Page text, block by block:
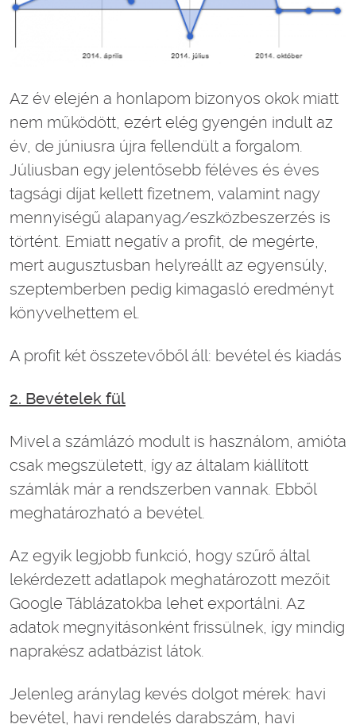
Az év elején a honlapom bizonyos okok miatt
nem működött, ezért elég gyengén indult az
év, de júniusra újra fellendült a forgalom.
Júliusban egy jelentősebb féléves és éves
tagsági díjat kellett fizetnem, valamint nagy
mennyiségű alapanyag/eszközbeszerzés is
történt. Emiatt negatív a profit, de megérte,
mert augusztusban helyreállt az egyensúly,
szeptemberben pedig kimagasló eredményt
könyvelhettem el.
A profit két összetevőből áll: bevétel és kiadás
2. Bevételek fül
Mivel a számlázó modult is használom, amióta
csak megszületett, így az általam kiállított
számlák már a rendszerben vannak. Ebből
meghatározható a bevétel.
Az egyik legjobb funkció, hogy szűrő által
lekérdezett adatlapok meghatározott mezőit
Google Táblázatokba lehet exportálni. Az
adatok megnyitásonként frissülnek, így mindig
naprakész adatbázist látok.
Jelenleg aránylag kevés dolgot mérek: havi
bevétel, havi rendelés darabszám, havi